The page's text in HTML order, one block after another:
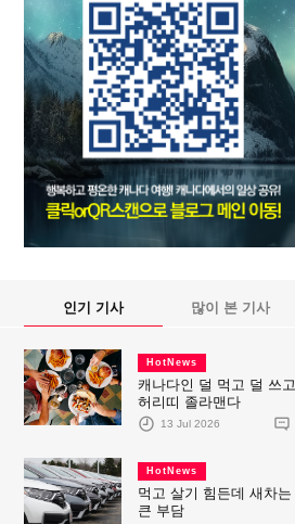
인기 기사 많이 본 기사
HotNews
캐나다인 덜 먹고 덜 쓰고
허리띠 졸라맨다
13 Jul 2026
HotNews
먹고 살기 힘든데 새차는
큰 부담